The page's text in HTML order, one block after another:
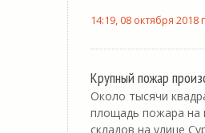
14:19, 08 октября 2018
Крупный пожар
Около тысячи
площадь пожара на
складов на улице